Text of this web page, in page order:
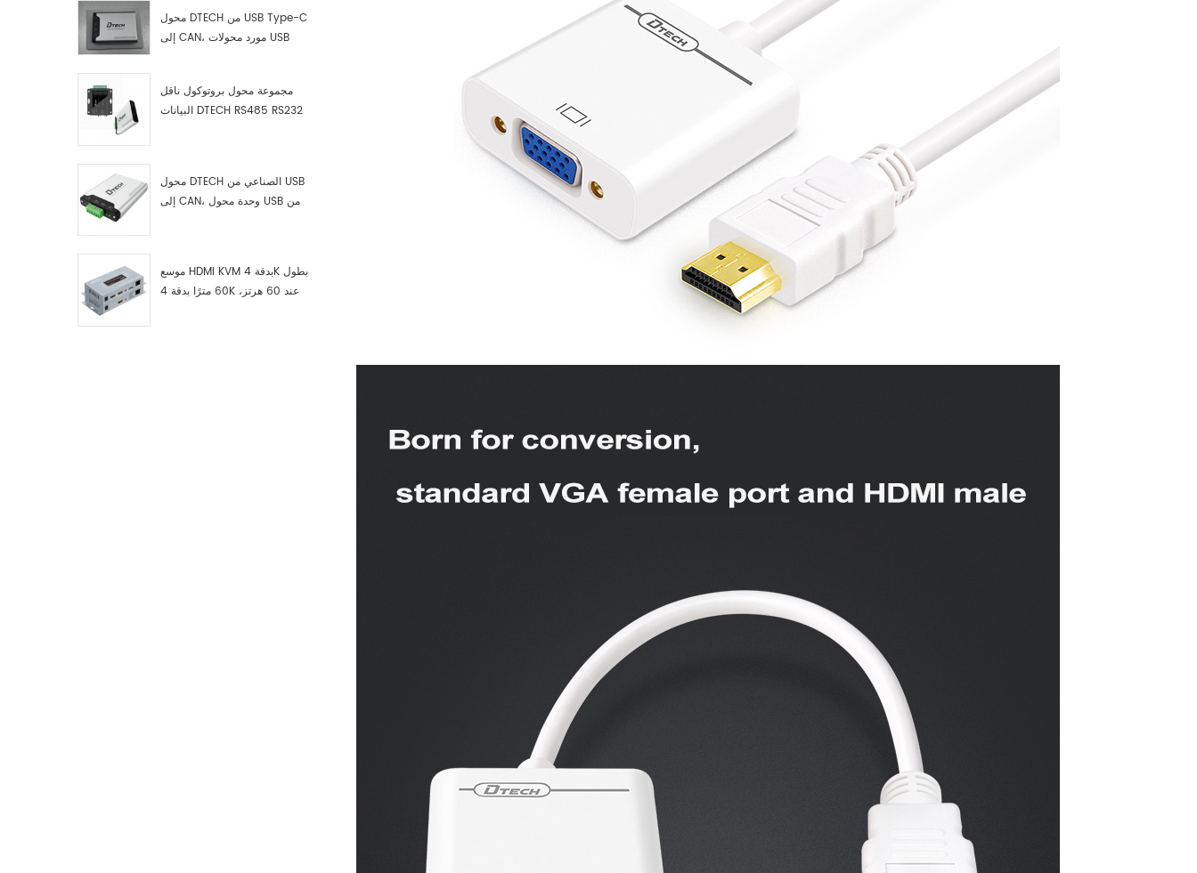
محول DTECH من USB Type-C
إلى CAN، مورد محولات USB
مجموعة محول بروتوكول ناقل
البيانات DTECH RS485 RS232
محول DTECH الصناعي من USB
إلى CAN، وحدة محول USB من
موسع HDMI KVM بدقة 4K بطول
60 مترًا بدقة 4K عند 60 هرتز،